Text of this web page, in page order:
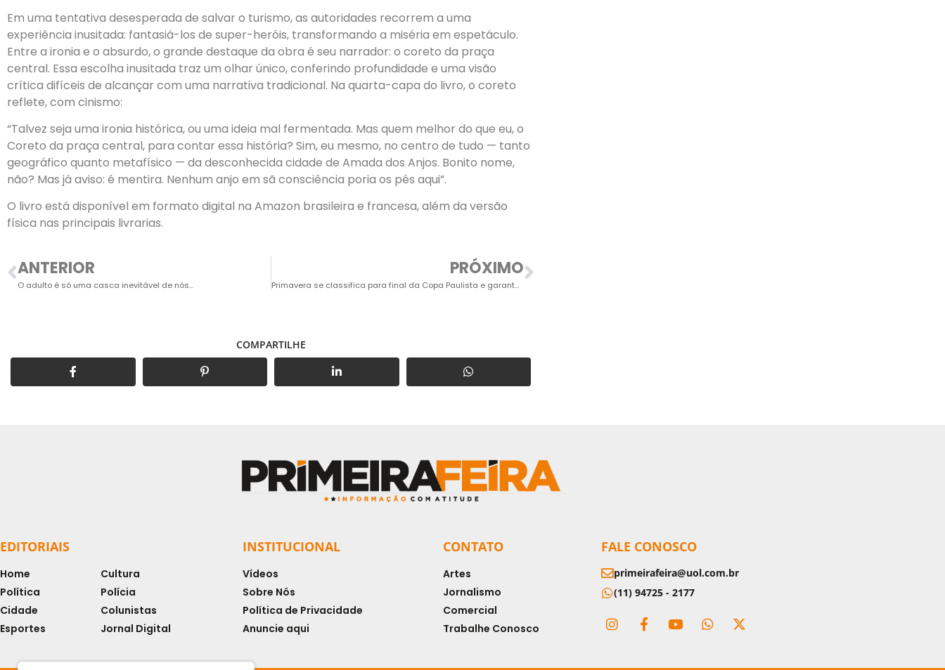
Em uma tentativa desesperada de salvar o turismo, as autoridades recorrem a uma
experiência inusitada: fantasiá-los de super-heróis, transformando a miséria em espetáculo.
Entre a ironia e o absurdo, o grande destaque da obra é seu narrador: o coreto da praça
central. Essa escolha inusitada traz um olhar único, conferindo profundidade e uma visão
crítica difíceis de alcançar com uma narrativa tradicional. Na quarta-capa do livro, o coreto
reflete, com cinismo:
“Talvez seja uma ironia histórica, ou uma ideia mal fermentada. Mas quem melhor do que eu, o
Coreto da praça central, para contar essa história? Sim, eu mesmo, no centro de tudo — tanto
geográfico quanto metafísico — da desconhecida cidade de Amada dos Anjos. Bonito nome,
não? Mas já aviso: é mentira. Nenhum anjo em sã consciência poria os pés aqui”.
O livro está disponível em formato digital na Amazon brasileira e francesa, além da versão
física nas principais livrarias.
ANTERIOR
O adulto é só uma casca inevitável de nós…
PRÓXIMO
Primavera se classifica para final da Copa Paulista e garante vaga em competição nacional
COMPARTILHE
EDITORIAIS
Home
Política
Cidade
Esportes
Cultura
Polícia
Colunistas
Jornal Digital
INSTITUCIONAL
Vídeos
Sobre Nós
Política de Privacidade
Anuncie aqui
CONTATO
Artes
Jornalismo
Comercial
Trabalhe Conosco
FALE CONOSCO
primeirafeira@uol.com.br
(11) 94725 - 2177